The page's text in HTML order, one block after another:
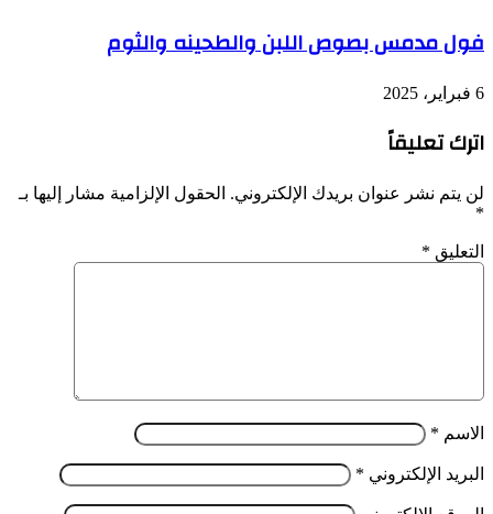
فول مدمس بصوص اللبن والطحينه والثوم
6 فبراير، 2025
اترك تعليقاً
لن يتم نشر عنوان بريدك الإلكتروني. الحقول الإلزامية مشار إليها بـ
*
التعليق *
الاسم *
البريد الإلكتروني *